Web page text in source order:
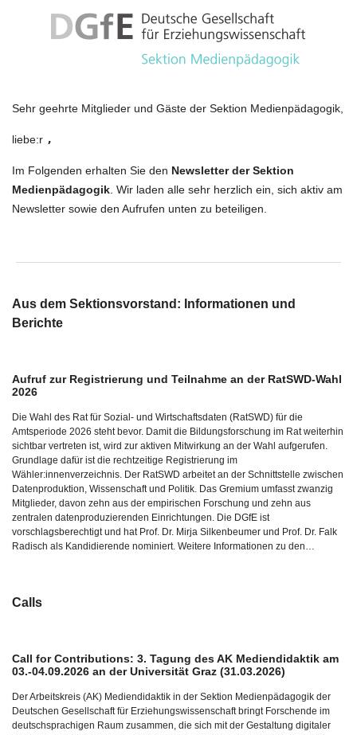
Sehr geehrte Mitglieder und Gäste der Sektion Medienpädagogik,
liebe:r ,
Im Folgenden erhalten Sie den Newsletter der Sektion
Medienpädagogik . Wir laden alle sehr herzlich ein, sich aktiv am
Newsletter sowie den Aufrufen unten zu beteiligen
Aus dem Sektionsvorstand: Informationen und
Berichte
Aufruf zur Registrierung und Teilnahme an der RatSWD-Wahl
2026
Die Wahl des Rat für Sozial- und Wirtschaftsdaten (RatSWD) für die
Amtsperiode 2026 steht bevor. Damit die Bildungsforschung im Rat weiterhin
sichtbar vertreten ist, wird zur aktiven Mitwirkung an der Wahl aufgerufen.
Grundlage dafür ist die rechtzeitige Registrierung im
Wähler:innenverzeichnis. Der RatSWD arbeitet an der Schnittstelle zwischen
Datenproduktion, Wissenschaft und Politik. Das Gremium umfasst zwanzig
Mitglieder, davon zehn aus der empirischen Forschung und zehn aus
zentralen datenproduzierenden Einrichtungen. Die DGfE ist
vorschlagsberechtigt und hat Prof. Dr. Mirja Silkenbeumer und Prof. Dr. Falk
Radisch als Kandidierende nominiert. Weitere Informationen zu den…
Calls
Call for Contributions: 3. Tagung des AK Mediendidaktik am
03.-04.09.2026 an der Universität Graz (31.03.2026)
Der Arbeitskreis (AK) Mediendidaktik in der Sektion Medienpädagogik der
Deutschen Gesellschaft für Erziehungswissenschaft bringt Forschende im
deutschsprachigen Raum zusammen, die sich mit der Gestaltung digitaler